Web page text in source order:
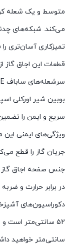
متوسط و یک شعله
می‌کند. شبکه‌های
تمیزکاری آسان‌تری
قطعات این اجاق گاز
بوبین شیر اورکلی
سریع و ایمن را
ویژگی‌های ایمنی
جریان گاز را قطع
در برابر حرارت و
سانتی‌متر خواهید